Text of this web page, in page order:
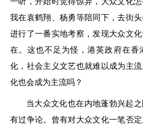
我在袁鹤翔、杨勇等陪同下，去街
进行了一番实地考察，发现大众文
在。这也不足为怪，港英政府在香
化，社会主义文艺也就难以成为主
化也会成为主流吗？
当大众文化也在内地蓬勃兴起
有过争论。曾有对大众文化一笔否